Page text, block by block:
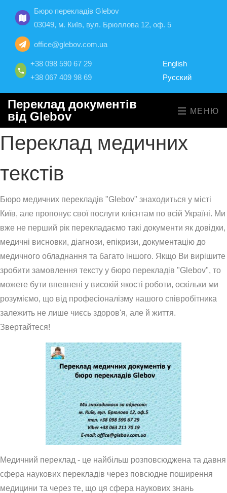
Бюро перекладів Glebov
03049, м. Київ, вул. Брюллова 12, оф. 5
office@glebov.com.ua
+38 098 590 67 29
+38 067 409 98 69
English
Русский
Переклад документів
від Glebov
МЕНЮ
Переклад медичних
текстів
Бюро медичних перекладів "Glebov" знаходиться у місті
Київ, але пропонує свої послуги клієнтам по всій Україні. Ми
вже не перший рік перекладаємо такі документи як довідки,
медичні висновки, діагнози, епікризи, документацію до
медичного обладнання та багато іншого. Якщо Ви вирішите
зробити замовлення тексту у бюро перекладів "Glebov", то
можете бути впевнені у високій якості роботи, оскільки ми
розуміємо, що від професіоналізму нашого співробітника
залежить не лише чиєсь здоров'я, але й життя.
Звертайтеся!
Медичний переклад - це найбільш розповсюджена та давня
сфера наукових перекладів через повсюдне поширення
медицини та через те, що ця сфера наукових знань